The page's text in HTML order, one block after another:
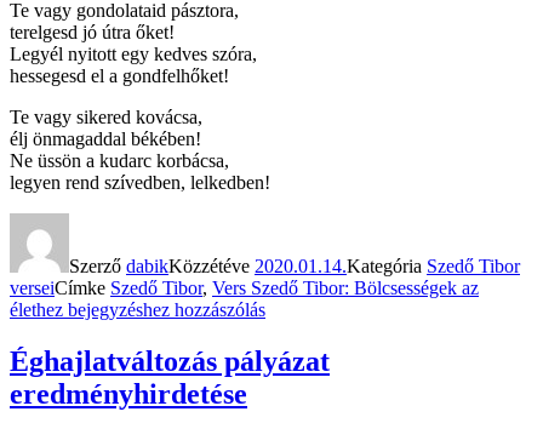
Te vagy gondolataid pásztora,
terelgesd jó útra őket!
Legyél nyitott egy kedves szóra,
hessegesd el a gondfelhőket!
Te vagy sikered kovácsa,
élj önmagaddal békében!
Ne üssön a kudarc korbácsa,
legyen rend szívedben, lelkedben!
Szerző dabikKözzétéve 2020.01.14.Kategória Szedő Tibor
verseiCímke Szedő Tibor, Vers Szedő Tibor: Bölcsességek az
élethez bejegyzéshez hozzászólás
Éghajlatváltozás pályázat
eredményhirdetése